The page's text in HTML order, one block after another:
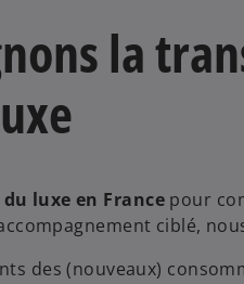
la
du luxe en France pour
ciblé,
des (nouveaux)